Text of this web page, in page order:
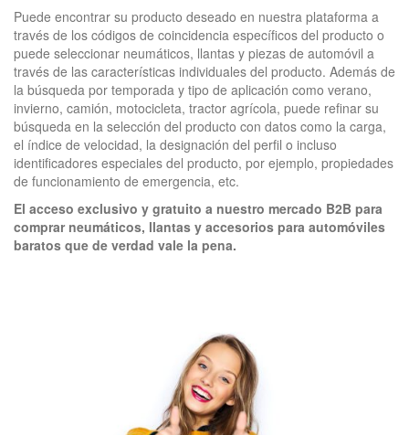
Puede encontrar su producto deseado en nuestra plataforma a
través de los códigos de coincidencia específicos del producto o
puede seleccionar neumáticos, llantas y piezas de automóvil a
través de las características individuales del producto. Además de
la búsqueda por temporada y tipo de aplicación como verano,
invierno, camión, motocicleta, tractor agrícola, puede refinar su
búsqueda en la selección del producto con datos como la carga,
el índice de velocidad, la designación del perfil o incluso
identificadores especiales del producto, por ejemplo, propiedades
de funcionamiento de emergencia, etc.
El acceso exclusivo y gratuito a nuestro mercado B2B para
comprar neumáticos, llantas y accesorios para automóviles
baratos que de verdad vale la pena.